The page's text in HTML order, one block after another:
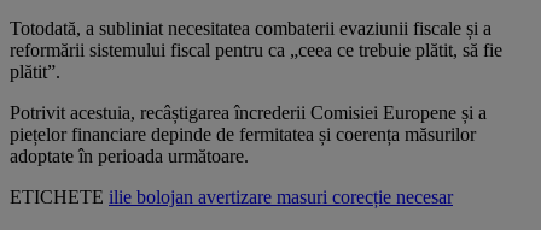
Totodată, a subliniat necesitatea combaterii evaziunii fiscale și a
reformării sistemului fiscal pentru ca „ceea ce trebuie plătit, să fie
plătit”.
Potrivit acestuia, recâștigarea încrederii Comisiei Europene și a
piețelor financiare depinde de fermitatea și coerența măsurilor
adoptate în perioada următoare.
ETICHETE ilie bolojan avertizare masuri corecție necesar